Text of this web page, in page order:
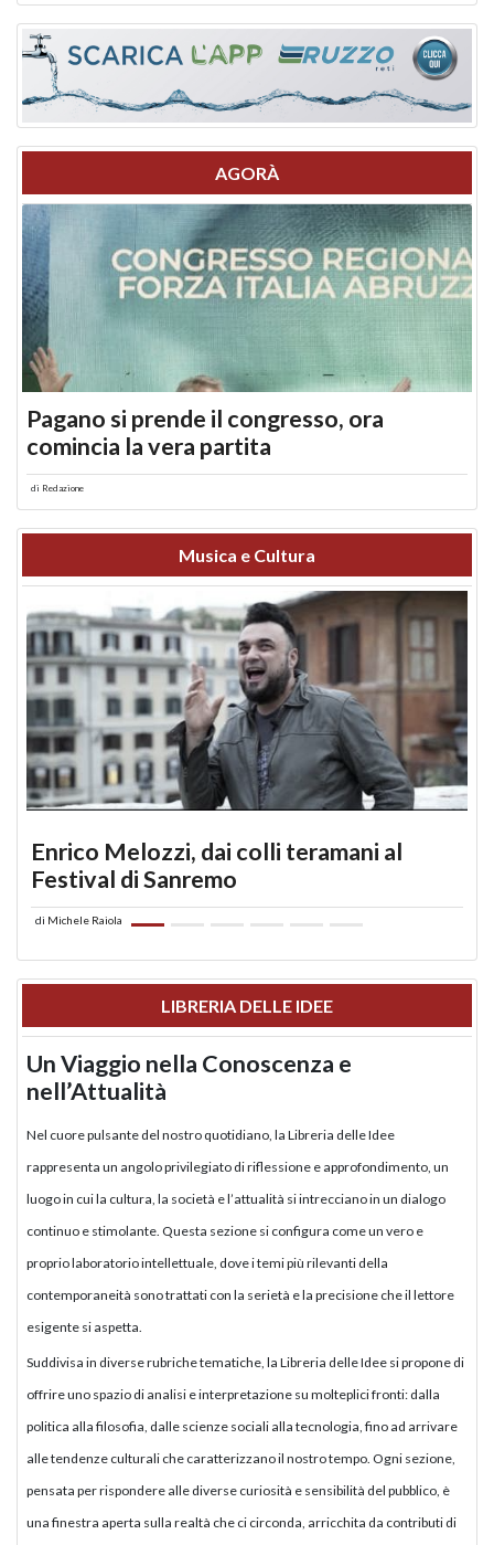
AGORÀ
Pagano si prende il congresso, ora
comincia la vera partita
di Redazione
Musica e Cultura
Enrico Melozzi, dai colli teramani al
Festival di Sanremo
di Michele Raiola
LIBRERIA DELLE IDEE
Un Viaggio nella Conoscenza e
nell’Attualità
Nel cuore pulsante del nostro quotidiano, la Libreria delle Idee
rappresenta un angolo privilegiato di riflessione e approfondimento, un
luogo in cui la cultura, la società e l’attualità si intrecciano in un dialogo
continuo e stimolante. Questa sezione si configura come un vero e
proprio laboratorio intellettuale, dove i temi più rilevanti della
contemporaneità sono trattati con la serietà e la precisione che il lettore
esigente si aspetta.
Suddivisa in diverse rubriche tematiche, la Libreria delle Idee si propone di
offrire uno spazio di analisi e interpretazione su molteplici fronti: dalla
politica alla filosofia, dalle scienze sociali alla tecnologia, fino ad arrivare
alle tendenze culturali che caratterizzano il nostro tempo. Ogni sezione,
pensata per rispondere alle diverse curiosità e sensibilità del pubblico, è
una finestra aperta sulla realtà che ci circonda, arricchita da contributi di